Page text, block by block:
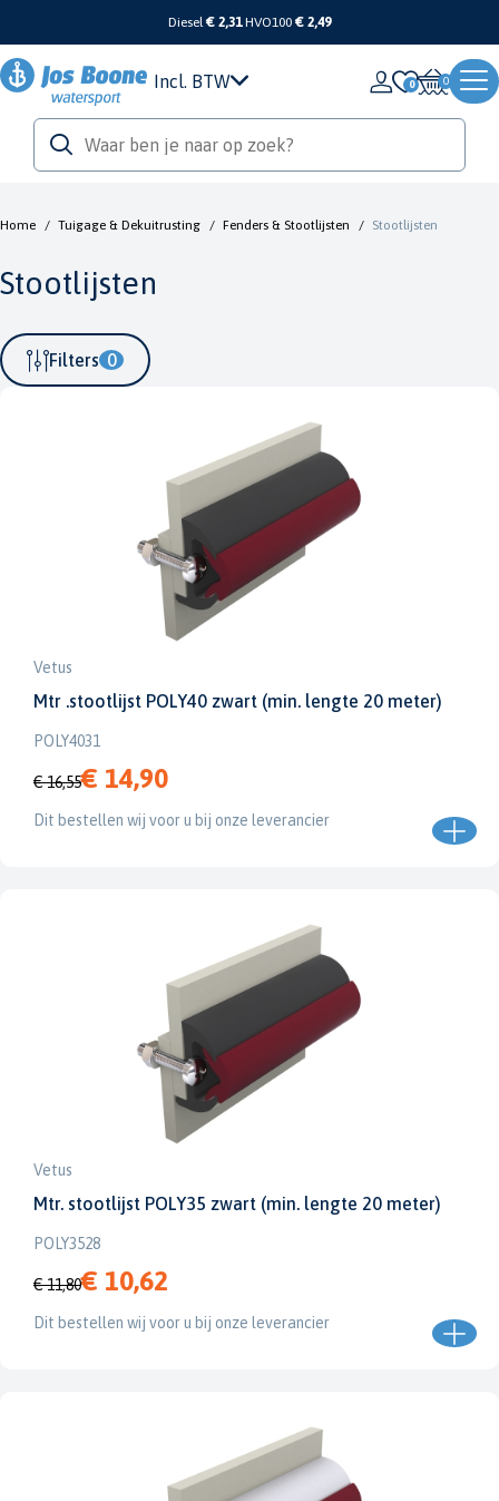
Diesel€ 2,31 HVO100 € 2,49
Incl. BTW 0
Home / Tuigage & Dekuitrusting / Fenders & Stootlijsten / Stootlijsten
Stootlijsten
Filters 0
Vetus
Mtr .stootlijst POLY40 zwart (min. lengte 20 meter)
POLY4031
€ 16,55€ 14,90
Dit bestellen wij voor u bij onze leverancier
Vetus
Mtr. stootlijst POLY35 zwart (min. lengte 20 meter)
POLY3528
€ 11,80€ 10,62
Dit bestellen wij voor u bij onze leverancier